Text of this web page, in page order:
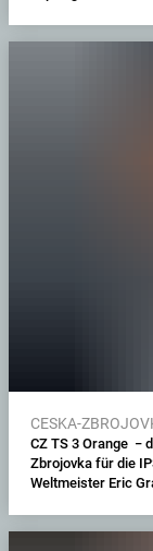
CESKA-
CZ TS 3 Orange −
Zbrojovka für die
Weltmeister Eric